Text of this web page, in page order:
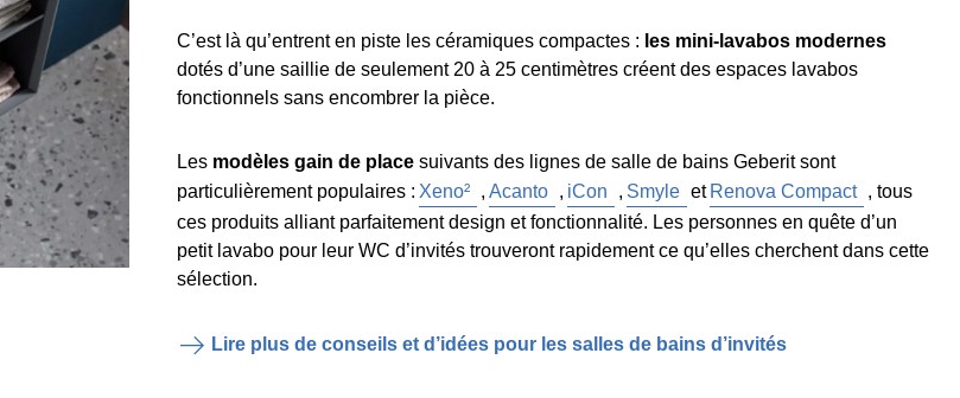
C’est là qu’entrent en piste les céramiques compactes : les mini-lavabos modernes
dotés d’une saillie de seulement 20 à 25 centimètres créent des espaces lavabos
fonctionnels sans encombrer la pièce.
Les modèles gain de place suivants des lignes de salle de bains Geberit sont
particulièrement populaires : Xeno² , Acanto , iCon , Smyle et Renova Compact , tous
ces produits alliant parfaitement design et fonctionnalité. Les personnes en quête d’un
petit lavabo pour leur WC d’invités trouveront rapidement ce qu’elles cherchent dans cette
sélection.
Lire plus de conseils et d’idées pour les salles de bains d’invités